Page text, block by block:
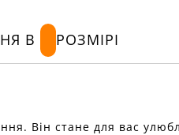
В РОЗМІРІ
Він стане для вас